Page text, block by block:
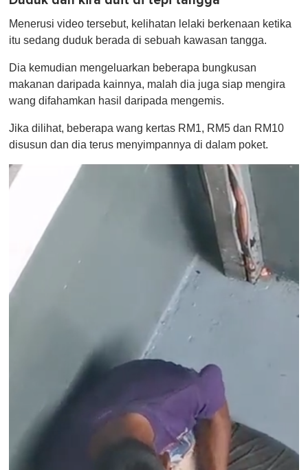
Menerusi video tersebut, kelihatan lelaki berkenaan ketika
itu sedang duduk berada di sebuah kawasan tangga.
Dia kemudian mengeluarkan beberapa bungkusan
makanan daripada kainnya, malah dia juga siap mengira
wang difahamkan hasil daripada mengemis.
Jika dilihat, beberapa wang kertas RM1, RM5 dan RM10
disusun dan dia terus menyimpannya di dalam poket.